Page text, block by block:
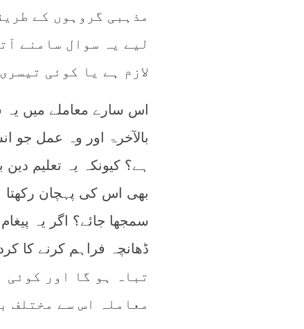
مذہبی گروہوں کے
لیے یہ سوال سامنے
لازم ہے یا کوئی
اس سارے معاملے میں یہ
بالآخرۃ اور وہ عمل جو
ہے؟ کیونکہ یہ تعلیم
بھی اس کی پہچان رکھتا
سمجھا جائے؟ اگر یہ
تباہ ہو گا اور
معاملہ اس سے مختلف